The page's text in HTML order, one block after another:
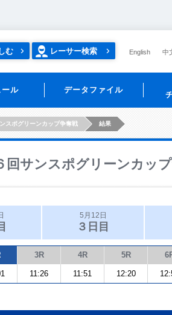
む レーサー検索 English 中
ール データファイル
スポグリーンカップ争奪戦 結果
回サンスポグリーンカッ
5月12日
３日目
3R 4R 5R
11:26 11:51 12:20